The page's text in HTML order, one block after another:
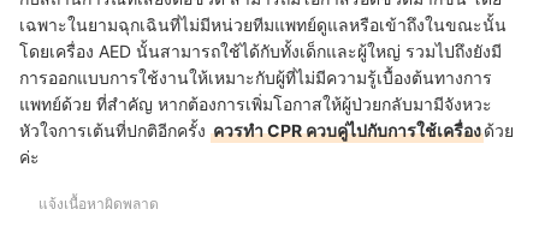
เฉพาะในยามฉุกเฉินที่ไม่มีหน่วยทีมแพทย์ดูแลหรือเข้าถึงในขณะนั้น
โดยเครื่อง AED นั้นสามารถใช้ได้กับทั้งเด็กและผู้ใหญ่ รวมไปถึงยังมี
การออกแบบการใช้งานให้เหมาะกับผู้ที่ไม่มีความรู้เบื้องต้นทางการ
แพทย์ด้วย ที่สำคัญ หากต้องการเพิ่มโอกาสให้ผู้ป่วยกลับมามีจังหวะ
หัวใจการเต้นที่ปกติอีกครั้ง ควรทำ CPR ควบคู่ไปกับการใช้เครื่องด้วย
ค่ะ
แจ้งเนื้อหาผิดพลาด